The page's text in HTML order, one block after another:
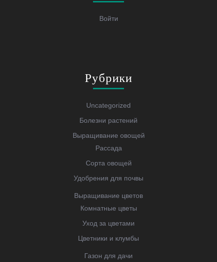
Войти
Рубрики
Uncategorized
Болезни растений
Выращивание овощей
Рассада
Сорта овощей
Удобрения для почвы
Выращивание цветов
Комнатные цветы
Уход за цветами
Цветники и клумбы
Газон для дачи